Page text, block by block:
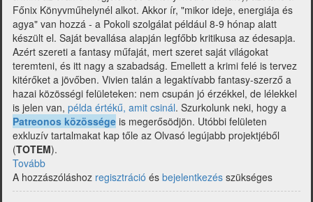
Főnix Könyvműhelynél alkot. Akkor ír, "mikor ideje, energiája és
agya" van hozzá - a Pokoli szolgálat például 8-9 hónap alatt
készült el. Saját bevallása alapján legfőbb kritikusa az édesapja.
Azért szereti a fantasy műfaját, mert szeret saját világokat
teremteni, és itt nagy a szabadság. Emellett a krimi felé is tervez
kitérőket a jövőben. Vivien talán a legaktívabb fantasy-szerző a
hazai közösségi felületeken: nem csupán jó érzékkel, de lélekkel
is jelen van, példa értékű, amit csinál. Szurkolunk neki, hogy a
Patreonos közössége is megerősödjön. Utóbbi felületen
exkluzív tartalmakat kap tőle az Olvasó legújabb projektjéből
(TOTEM).
Tovább
fantasy
2020
A hozzászóláshoz regisztráció és bejelentkezés szükséges